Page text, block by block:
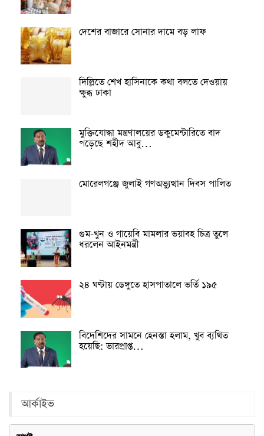
দেশের বাজারে সোনার দামে বড় লাফ
দিল্লিতে শেখ হাসিনাকে কথা বলতে দেওয়ায়
ক্ষুব্ধ ঢাকা
মুক্তিযোদ্ধা মন্ত্রণালয়ের ডকুমেন্টারিতে বাদ
পড়েছে শহীদ আবু…
মোরেলগঞ্জে জুলাই গণঅভ্যুত্থান দিবস পালিত
গুম-খুন ও গায়েবি মামলার ভয়াবহ চিত্র তুলে
ধরলেন আইনমন্ত্রী
২৪ ঘণ্টায় ডেঙ্গুতে হাসপাতালে ভর্তি ১৯৫
বিদেশিদের সামনে হেনস্তা হলাম, খুব ব্যথিত
হয়েছি: ভারপ্রাপ্ত…
আর্কাইভ